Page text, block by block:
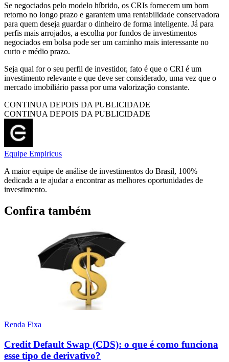
Se negociados pelo modelo híbrido, os CRIs fornecem um bom
retorno no longo prazo e garantem uma rentabilidade conservadora
para quem deseja guardar o dinheiro de forma inteligente. Já para
perfis mais arrojados, a escolha por fundos de investimentos
negociados em bolsa pode ser um caminho mais interessante no
curto e médio prazo.
Seja qual for o seu perfil de investidor, fato é que o CRI é um
investimento relevante e que deve ser considerado, uma vez que o
mercado imobiliário passa por uma valorização constante.
CONTINUA DEPOIS DA PUBLICIDADE
CONTINUA DEPOIS DA PUBLICIDADE
Equipe Empiricus
A maior equipe de análise de investimentos do Brasil, 100%
dedicada a te ajudar a encontrar as melhores oportunidades de
investimento.
Confira também
Renda Fixa
Credit Default Swap (CDS): o que é como funciona
esse tipo de derivativo?